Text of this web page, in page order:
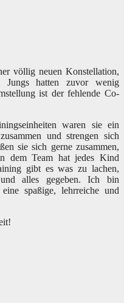
völlig neuen Konstellation,
hatten zuvor wenig
ist der fehlende Co-
waren sie ein
und strengen sich
sie sich gerne zusammen,
dem Team hat jedes Kind
gibt es was zu lachen,
alles gegeben. Ich bin
spaßige, lehrreiche und